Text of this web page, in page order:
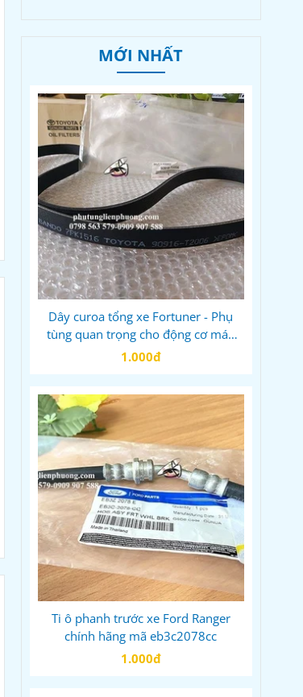
MỚI NHẤT
Dây curoa tổng xe Fortuner - Phụ
tùng quan trọng cho động cơ máy
dầu Toyota Fortuner
1.000đ
Ti ô phanh trước xe Ford Ranger
chính hãng mã eb3c2078cc
1.000đ